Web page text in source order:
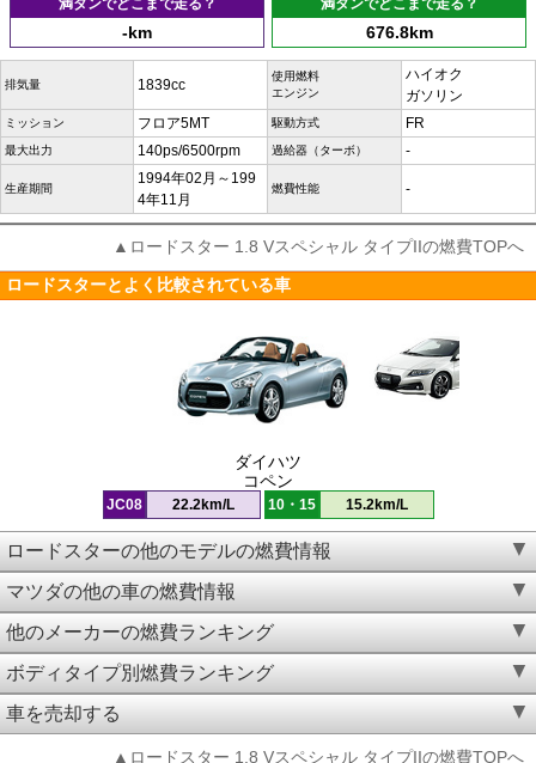
満タンでどこまで走る？
-km
満タンでどこまで走る？
676.8km
排気量 1839cc
使用燃料
エンジン
ハイオク
ガソリン
ミッション フロア5MT 駆動方式 FR
最大出力 140ps/6500rpm 過給器（ターボ） -
生産期間
1994年02月～199
4年11月
燃費性能 -
▲ロードスター 1.8 Vスペシャル タイプIIの燃費TOPへ
ロードスターとよく比較されている車
ダイハツ
コペン
JC08 22.2km/L 10・15 15.2km/L
ロードスターの他のモデルの燃費情報
マツダの他の車の燃費情報
他のメーカーの燃費ランキング
ボディタイプ別燃費ランキング
車を売却する
▲ロードスター 1.8 Vスペシャル タイプIIの燃費TOPへ